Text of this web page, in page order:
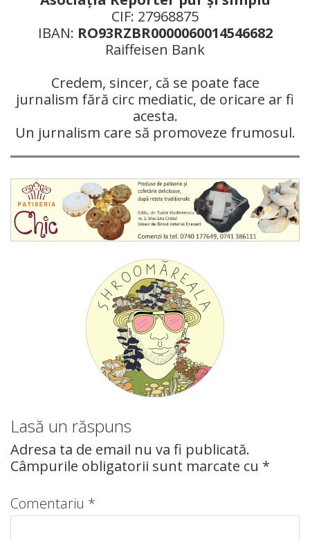
CIF: 27968875
IBAN: RO93RZBR0000060014546682
Raiffeisen Bank
Credem, sincer, că se poate face
jurnalism fără circ mediatic, de oricare ar fi
acesta.
Un jurnalism care să promoveze frumosul.
Lasă un răspuns
Adresa ta de email nu va fi publicată.
Câmpurile obligatorii sunt marcate cu *
Comentariu *